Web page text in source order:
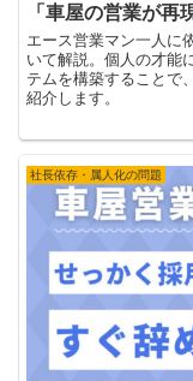
「車屋の営業が再
エース営業マン一人に
いて解説。個人の才能
テムを構築することで
紹介します。
社長依存・属人化の問題